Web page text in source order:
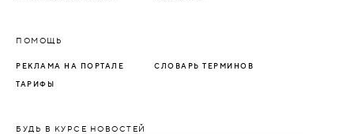
ПОМОЩЬ
РЕКЛАМА НА ПОРТАЛЕ СЛОВАРЬ ТЕРМИНОВ
ТАРИФЫ
БУДЬ В КУРСЕ НОВОСТЕЙ